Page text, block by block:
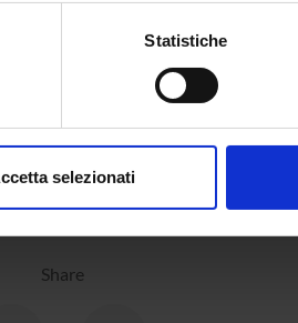
con un'approssimazione di
dalla Dichiarazione sui cookie.
Statistiche
selezionati
Share